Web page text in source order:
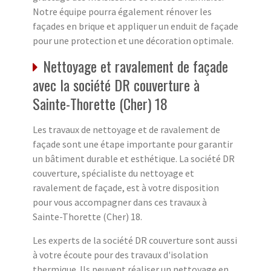
Notre équipe pourra également rénover les
façades en brique et appliquer un enduit de façade
pour une protection et une décoration optimale.
Nettoyage et ravalement de façade
avec la société DR couverture à
Sainte-Thorette (Cher) 18
Les travaux de nettoyage et de ravalement de
façade sont une étape importante pour garantir
un bâtiment durable et esthétique. La société DR
couverture, spécialiste du nettoyage et
ravalement de façade, est à votre disposition
pour vous accompagner dans ces travaux à
Sainte-Thorette (Cher) 18.
Les experts de la société DR couverture sont aussi
à votre écoute pour des travaux d'isolation